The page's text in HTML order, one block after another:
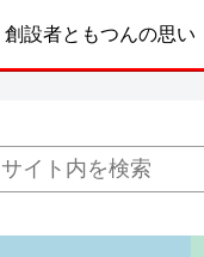
創設者ともつんの思い